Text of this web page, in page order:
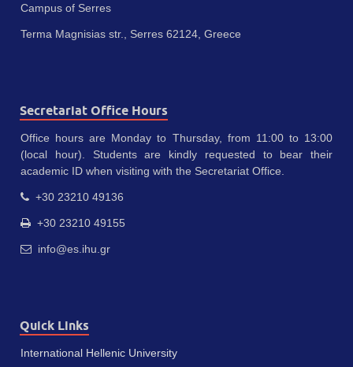
Campus of Serres
Terma Magnisias str., Serres 62124, Greece
Secretariat Office Hours
Office hours are Monday to Thursday, from 11:00 to 13:00
(local hour). Students are kindly requested to bear their
academic ID when visiting with the Secretariat Office.
+30 23210 49136
+30 23210 49155
info@es.ihu.gr
Quick Links
International Hellenic University